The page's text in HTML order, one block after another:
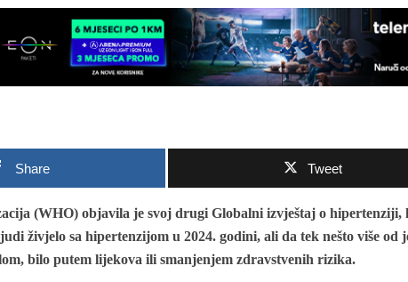
Share Tweet
(WHO) objavila je svoj drugi Globalni izvještaj o hipertenziji,
živjelo sa hipertenzijom u 2024. godini, ali da tek nešto više od
bilo putem lijekova ili smanjenjem zdravstvenih rizika.